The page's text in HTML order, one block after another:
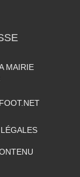
MAIRIE